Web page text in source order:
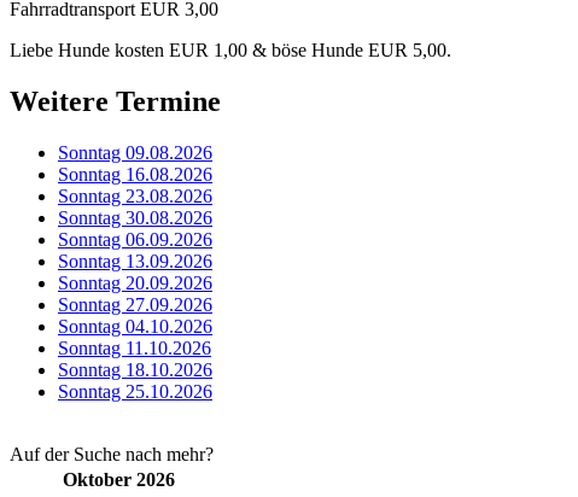
Fahrradtransport EUR 3,00
Liebe Hunde kosten EUR 1,00 & böse Hunde EUR 5,00.
Weitere Termine
Sonntag 09.08.2026
Sonntag 16.08.2026
Sonntag 23.08.2026
Sonntag 30.08.2026
Sonntag 06.09.2026
Sonntag 13.09.2026
Sonntag 20.09.2026
Sonntag 27.09.2026
Sonntag 04.10.2026
Sonntag 11.10.2026
Sonntag 18.10.2026
Sonntag 25.10.2026
Auf der Suche nach mehr?
Oktober 2026